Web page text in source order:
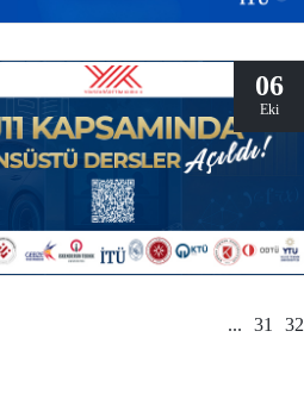
06
Eki
... 31 32